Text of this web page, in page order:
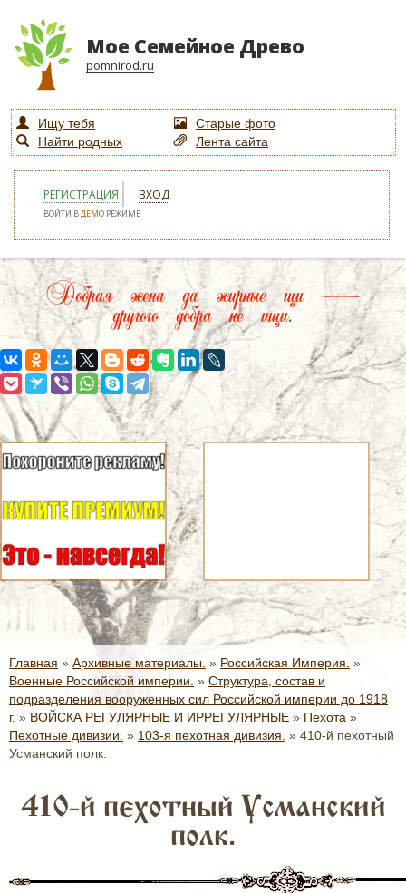
Мое Семейное Древо
pomnirod.ru
Ищу тебя
Старые фото
Найти родных
Лента сайта
РЕГИСТРАЦИЯ ВХОД
ВОЙТИ ВДЕМО РЕЖИМЕ
Добрая жена да жирные щи —
другого добра не ищи.
Главная » Архивные материалы. » Российская Империя. »
Военные Российской империи. » Структура, состав и
подразделения вооруженных сил Российской империи до 1918
г. » ВОЙСКА РЕГУЛЯРНЫЕ И ИРРЕГУЛЯРНЫЕ » Пехота »
Пехотные дивизии. » 103-я пехотная дивизия. » 410-й пехотный
Усманский полк.
410-й пехотный Усманский
полк.